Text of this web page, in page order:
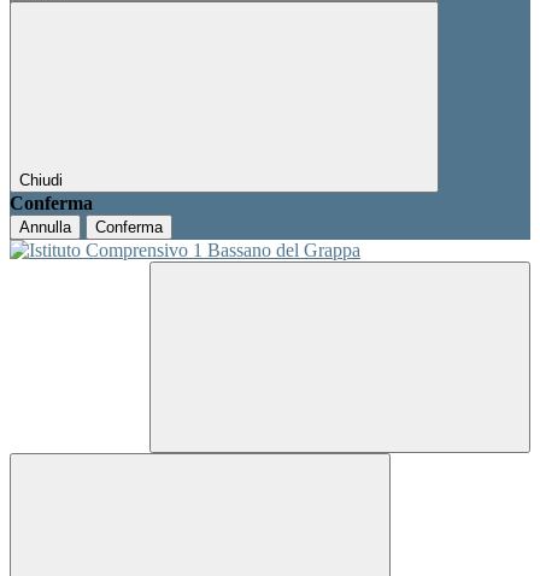
Chiudi
Conferma
Annulla Conferma